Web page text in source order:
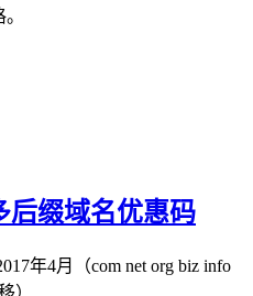
后缀域名优惠码
年4月（com net org biz info